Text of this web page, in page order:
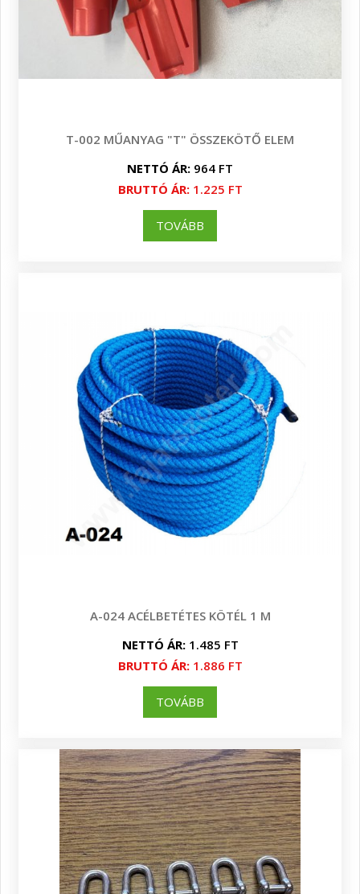
T-002 MŰANYAG "T" ÖSSZEKÖTŐ ELEM
NETTÓ ÁR: 964 FT
BRUTTÓ ÁR:1.225 FT
TOVÁBB
A-024 ACÉLBETÉTES KÖTÉL 1 M
NETTÓ ÁR:1.485 FT
BRUTTÓ ÁR:1.886 FT
TOVÁBB